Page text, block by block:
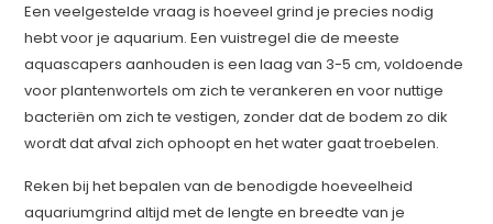
Een veelgestelde vraag is hoeveel grind je precies nodig
hebt voor je aquarium. Een vuistregel die de meeste
aquascapers aanhouden is een laag van 3-5 cm, voldoende
voor plantenwortels om zich te verankeren en voor nuttige
bacteriën om zich te vestigen, zonder dat de bodem zo dik
wordt dat afval zich ophoopt en het water gaat troebelen.
Reken bij het bepalen van de benodigde hoeveelheid
aquariumgrind altijd met de lengte en breedte van je